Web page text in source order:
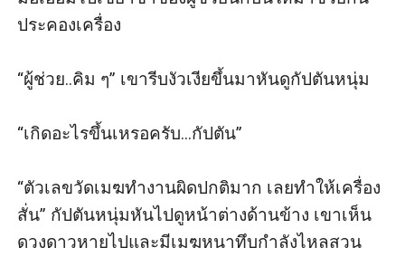
ประคองเครื่อง
“ผู้ช่วย..คิม ๆ” เขารีบงัวเงียขึ้นมาหันดูกัปตันหนุ่ม
“เกิดอะไรขึ้นเหรอครับ...กัปตัน”
“ตัวเลขวัดเมฆทำงานผิดปกติมาก เลยทำให้เครื่อง
สั่น” กัปตันหนุ่มหันไปดูหน้าต่างด้านข้าง เขาเห็น
ดวงดาวหายไปและมีเมฆหนาทึบกำลังไหลสวน